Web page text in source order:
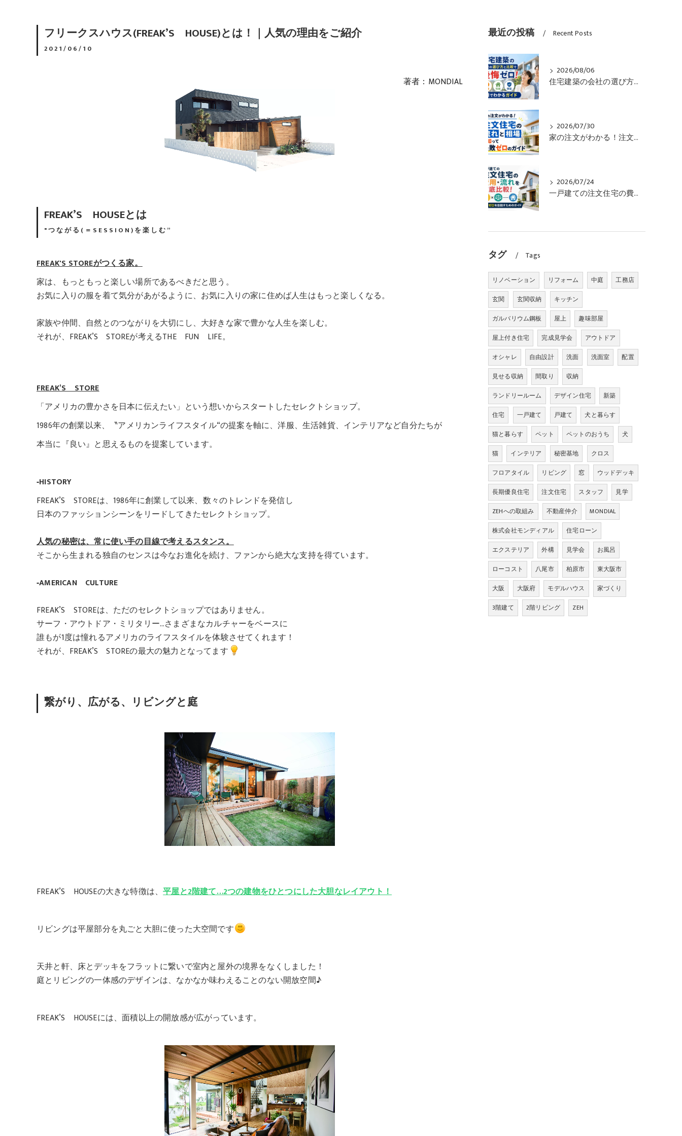
フリークスハウス(FREAK’S HOUSE)とは！｜人気の理由をご紹介
2021/06/10
著者：MONDIAL
FREAK’S HOUSEとは
"つながる(＝SESSION)を楽しむ”
FREAK'S STOREがつくる家。
家は、もっともっと楽しい場所であるべきだと思う。
お気に入りの服を着て気分があがるように、お気に入りの家に住めば人生はもっと楽しくなる。
家族や仲間、自然とのつながりを大切にし、大好きな家で豊かな人生を楽しむ。
それが、FREAK’S STOREが考えるTHE FUN LIFE。
FREAK’S STORE
「アメリカの豊かさを日本に伝えたい」という想いからスタートしたセレクトショップ。
1986年の創業以来、〝アメリカンライフスタイル“の提案を軸に、洋服、生活雑貨、インテリアなど自分たちが
本当に『良い』と思えるものを提案しています。
‐HISTORY
FREAK’S STOREは、1986年に創業して以来、数々のトレンドを発信し
日本のファッションシーンをリードしてきたセレクトショップ。
人気の秘密は、常に使い手の目線で考えるスタンス。
そこから生まれる独自のセンスは今なお進化を続け、ファンから絶大な支持を得ています。
‐AMERICAN CULTURE
FREAK’S STOREは、ただのセレクトショップではありません。
サーフ・アウトドア・ミリタリー…さまざまなカルチャーをベースに
誰もが1度は憧れるアメリカのライフスタイルを体験させてくれます！
それが、FREAK’S STOREの最大の魅力となってます
繋がり、広がる、リビングと庭
FREAK’S HOUSEの大きな特徴は、平屋と2階建て…2つの建物をひとつにした大胆なレイアウト！
リビングは平屋部分を丸ごと大胆に使った大空間です
天井と軒、床とデッキをフラットに繋いで室内と屋外の境界をなくしました！
庭とリビングの一体感のデザインは、なかなか味わえることのない開放空間♪
FREAK’S HOUSEには、面積以上の開放感が広がっています。
最近の投稿 Recent Posts
2026/08/06
住宅建築の会社の選び方と比較で後悔ゼロ！価格や性能や保証も一目でわかるガイド
2026/07/30
家の注文がわかる！注文住宅の流れと相場を知って失敗ゼロのガイド
2026/07/24
一戸建ての注文住宅の費用・流れを徹底比較！失敗ゼロを目指すためのガイド
タグ Tags
リノベーション リフォーム 中庭
工務店
玄関
玄関収納
キッチン
ガルバリウム鋼板
屋上
趣味部屋
屋上付き住宅
完成見学会
アウトドア
オシャレ
自由設計 洗面 洗面室
配置
見せる収納
間取り
収納
ランドリールーム
デザイン住宅
新築
住宅
一戸建て 戸建て
犬と暮らす
猫と暮らす
ペット ペットのおうち
犬
猫
インテリア 秘密基地
クロス
フロアタイル
リビング 窓
ウッドデッキ
長期優良住宅
注文住宅 スタッフ
見学
ZEHへの取組み
不動産仲介
MONDIAL
株式会社モンディアル
住宅ローン
エクステリア
外構 見学会
お風呂
ローコスト
八尾市 柏原市
東大阪市
大阪
大阪府 モデルハウス
家づくり
3階建て
2階リビング ZEH